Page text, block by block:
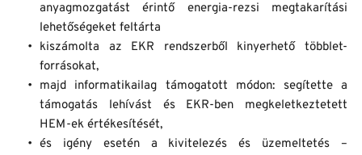
anyagmozgatást érintő energia-rezsi megtakarítási
lehetőségeket feltárta
kiszámolta az EKR rendszerből kinyerhető többlet-
forrásokat,
majd informatikailag támogatott módon: segítette a
támogatás lehívást és EKR-ben megkeletkeztetett
HEM-ek értékesítését,
és igény esetén a kivitelezés és üzemeltetés –